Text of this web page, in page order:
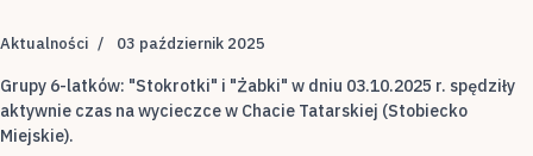
Aktualności 03 październik 2025
Grupy 6-latków: "Stokrotki" i "Żabki" w dniu 03.10.2025 r. spędziły
aktywnie czas na wycieczce w Chacie Tatarskiej (Stobiecko
Miejskie).